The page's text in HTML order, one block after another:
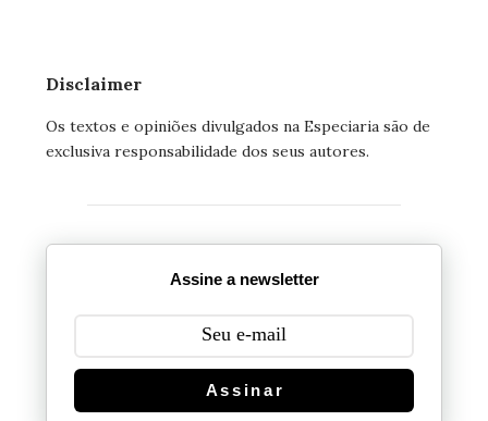
Disclaimer
Os textos e opiniões divulgados na Especiaria são de
exclusiva responsabilidade dos seus autores.
Assine a newsletter
Assinar